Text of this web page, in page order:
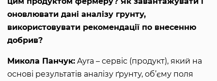
оновлювати дані аналізу грунту,
використовувати рекомендації по внесенню
добрив?
Микола Панчук: Ayra – сервіс (продукт), який на
основі результатів аналізу ґрунту, об’єму поля